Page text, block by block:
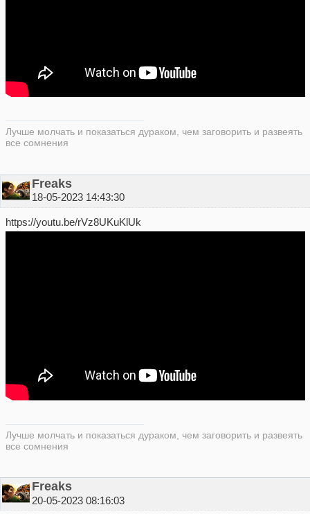
Лучше молчать и показаться дураком, чем заговорить и развеять
все сомнения
Freaks
18-05-2023 14:43:30
https://youtu.be/rVz8UKuKlUk
Лучше молчать и показаться дураком, чем заговорить и развеять
все сомнения
Freaks
20-05-2023 08:16:03